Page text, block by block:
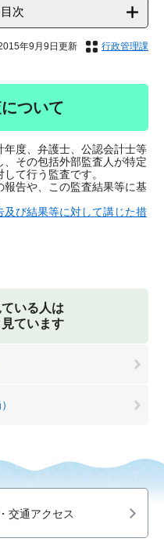
次
年9月9日更新 行政管理課
ついて
度、弁護士、公認会計士等
その包括外部監査人が特定
て行う監査です。
告や、この監査結果等に基
び結果等に対して講じた措
いる人は
ています
交通アクセス